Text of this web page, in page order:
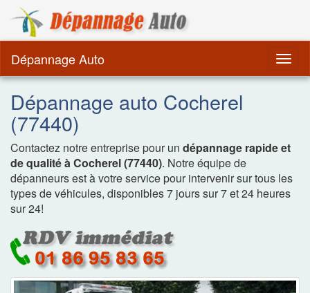
Dépannage Auto
Dépannage auto Cocherel
(77440)
Contactez notre entreprise pour un dépannage rapide et
de qualité à Cocherel (77440). Notre équipe de
dépanneurs est à votre service pour intervenir sur tous les
types de véhicules, disponibles 7 jours sur 7 et 24 heures
sur 24!